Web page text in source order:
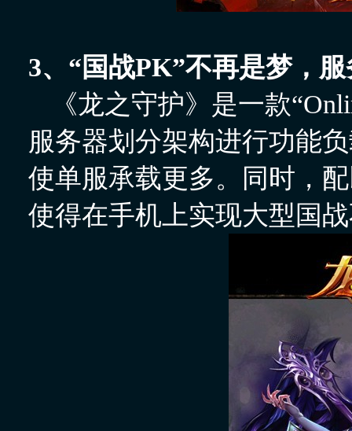
3、“国战PK”不再是梦，
《龙之守护》是一款
服务器划分架构进行功能
使单服承载更多。同时，
使得在手机上实现大型国